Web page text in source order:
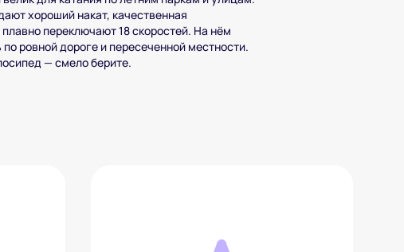
хороший накат, качественная
переключают 18 скоростей. На нём
ровной дороге и пересеченной местности.
— смело берите.